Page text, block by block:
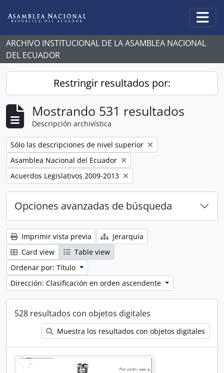
ARCHIVO INSTITUCIONAL DE LA ASAMBLEA NACIONAL
DEL ECUADOR
Restringir resultados por:
Mostrando 531 resultados
Descripción archivística
Remove filter:
Sólo las descripciones de nivel superior
Remove filter:
Asamblea Nacional del Ecuador
Remove filter:
Acuerdos Legislativos 2009-2013
Opciones avanzadas de búsqueda
Imprimir vista previa
Jerarquía
Card view
Table view
Ordenar por: Título
Dirección: Clasificación en orden ascendente
528 resultados con objetos digitales
Muestra los resultados con objetos digitales